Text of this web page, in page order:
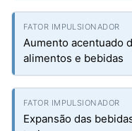
Aumento acentuado
alimentos e bebidas
Expansão das